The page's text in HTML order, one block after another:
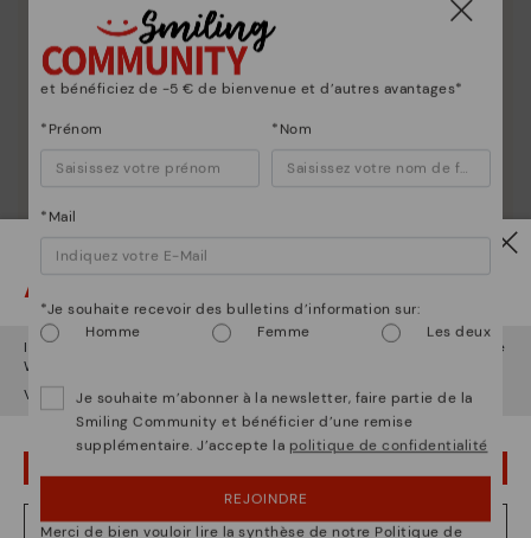
La nature de Pikolinos
Découvrez suite
Depuis 1984, nous nous efforçons de rendre chaque
chaussure unique.
Attention !
Il semble que vous êtes enÉtats-Unis
et vous allez accéder au site
Web de
Voulez-vous aller sur le site Web deÉtats-Unis?
NON, JE VEUX ALLER SUR LE SITE WEB DU LUXEMBOURG
et bénéficiez de -5 € de bienvenue et d’autres avantages*
*Prénom *Nom
*Mail
*Je souhaite recevoir des bulletins d’information sur:
Homme
Femme Les deux
Je souhaite m’abonner à la newsletter, faire partie de la
Smiling Community et bénéficier d’une remise
supplémentaire. J’accepte la politique de confidentialité
REJOINDRE
Merci de bien vouloir lire la synthèse de notre Politique de